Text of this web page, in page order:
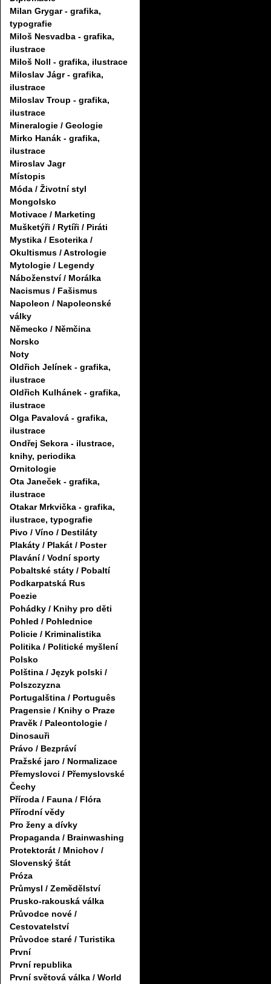
Milan Grygar - grafika,
typografie
Miloš Nesvadba - grafika,
ilustrace
Miloš Noll - grafika, ilustrace
Miloslav Jágr - grafika,
ilustrace
Miloslav Troup - grafika,
ilustrace
Mineralogie / Geologie
Mirko Hanák - grafika,
ilustrace
Miroslav Jagr
Místopis
Móda / Životní styl
Mongolsko
Motivace / Marketing
Mušketýři / Rytíři / Piráti
Mystika / Esoterika /
Okultismus / Astrologie
Mytologie / Legendy
Náboženství / Morálka
Nacismus / Fašismus
Napoleon / Napoleonské
války
Německo / Němčina
Norsko
Noty
Oldřich Jelínek - grafika,
ilustrace
Oldřich Kulhánek - grafika,
ilustrace
Olga Pavalová - grafika,
ilustrace
Ondřej Sekora - ilustrace,
knihy, periodika
Ornitologie
Ota Janeček - grafika,
ilustrace
Otakar Mrkvička - grafika,
ilustrace, typografie
Pivo / Víno / Destiláty
Plakáty / Plakát / Poster
Plavání / Vodní sporty
Pobaltské státy / Pobaltí
Podkarpatská Rus
Poezie
Pohádky / Knihy pro děti
Pohled / Pohlednice
Policie / Kriminalistika
Politika / Politické myšlení
Polsko
Polština / Język polski /
Polszczyzna
Portugalština / Português
Pragensie / Knihy o Praze
Pravěk / Paleontologie /
Dinosauři
Právo / Bezpráví
Pražské jaro / Normalizace
Přemyslovci / Přemyslovské
Čechy
Příroda / Fauna / Flóra
Přírodní vědy
Pro ženy a dívky
Propaganda / Brainwashing
Protektorát / Mnichov /
Slovenský štát
Próza
Průmysl / Zemědělství
Prusko-rakouská válka
Průvodce nové /
Cestovatelství
Průvodce staré / Turistika
První
První republika
První světová válka / World